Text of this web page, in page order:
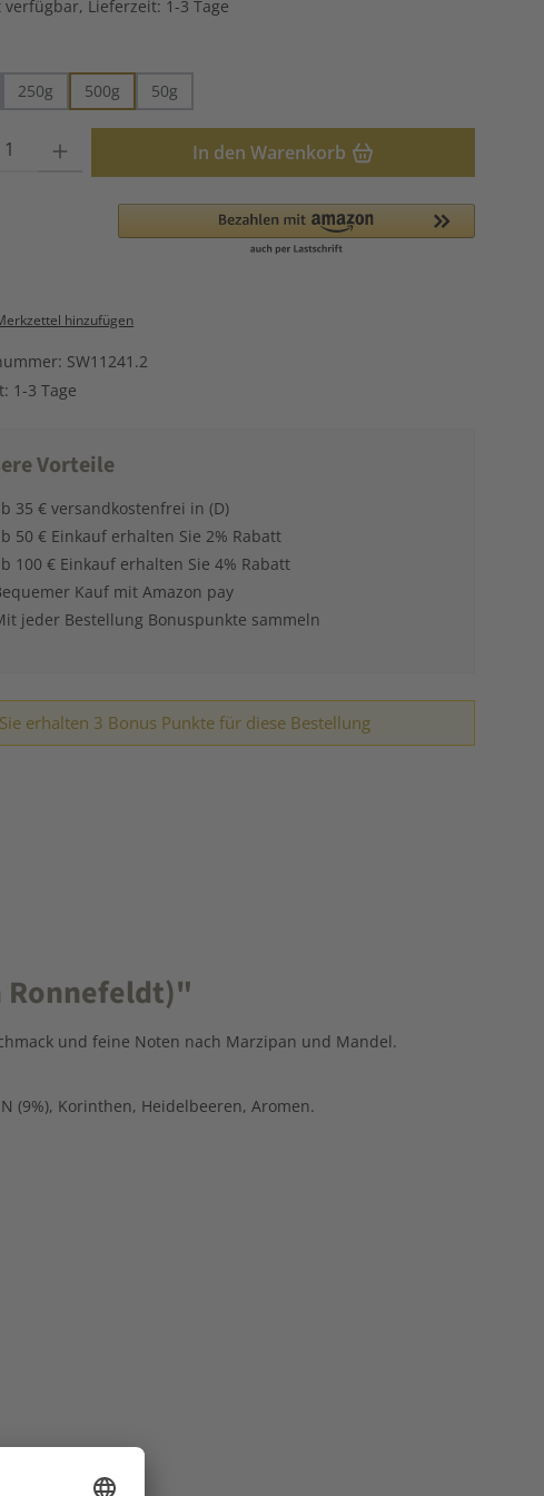
verfügbar, Lieferzeit: 1-3 Tage
250g 500g 50g
Anzahl: Gib den gewünschten Wert ein oder benutze die Schaltflächen
In den Warenkorb
hinzufügen
SW11241.2
1-3 Tage
Vorteile
35 € versandkostenfrei in (D)
50 € Einkauf erhalten Sie 2% Rabatt
100 € Einkauf erhalten Sie 4% Rabatt
Kauf mit Amazon pay
jeder Bestellung Bonuspunkte sammeln
Sie erhalten 3 Bonus Punkte für diese Bestellung
Ronnefeldt)"
und feine Noten nach Marzipan und Mandel.
(9%), Korinthen, Heidelbeeren, Aromen.